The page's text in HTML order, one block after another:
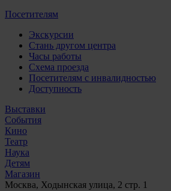
Посетителям
Экскурсии
Стань другом центра
Часы работы
Схема проезда
Посетителям с инвалидностью
Доступность
Выставки
События
Кино
Театр
Наука
Детям
Магазин
Москва, Ходынская улица, 2 стр. 1